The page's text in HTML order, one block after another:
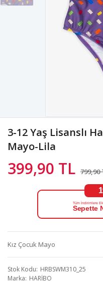
3-12 Yaş Lisanslı
Mayo-Lila
399,90 TL 799,90
Tüm İndirimlere Ek
Sepette
Kız Çocuk Mayo
Stok Kodu HRBSWM310_25
Marka HARİBO